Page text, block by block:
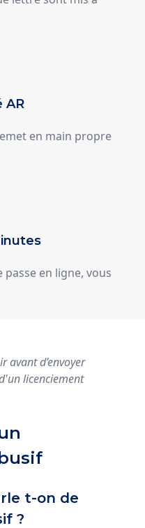
AR
en main propre
en ligne, vous
avant d’envoyer
licenciement
t-on de
?